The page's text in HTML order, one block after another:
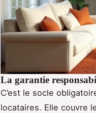
La garantie
C’est le socle
locataires. Elle couvre